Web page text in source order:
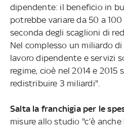
dipendente: il beneficio in
potrebbe variare da 50 a
seconda degli scaglioni di
Nel complesso un miliardo
lavoro dipendente e servizi
regime, cioè nel 2014 e 2015
redistribuire 3 miliardi".
Salta la franchigia per le
misure allo studio "c’è